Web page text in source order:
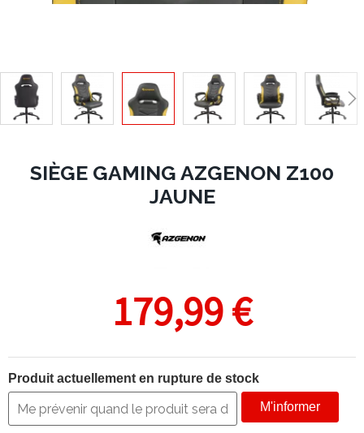
SIÈGE GAMING AZGENON Z100
JAUNE
179,99 €
Produit actuellement en rupture de stock
M'informer